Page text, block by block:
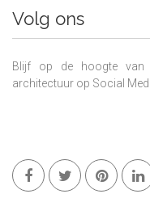
Volg ons
Blijf op de hoogte van
architectuur op Social